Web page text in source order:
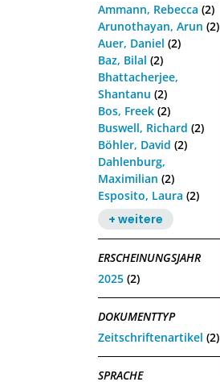
Ammann, Rebecca (2)
Arunothayan, Arun (2)
Auer, Daniel (2)
Baz, Bilal (2)
Bhattacherjee,
Shantanu (2)
Bos, Freek (2)
Buswell, Richard (2)
Böhler, David (2)
Dahlenburg,
Maximilian (2)
Esposito, Laura (2)
+ weitere
ERSCHEINUNGSJAHR
2025 (2)
DOKUMENTTYP
Zeitschriftenartikel (2)
SPRACHE